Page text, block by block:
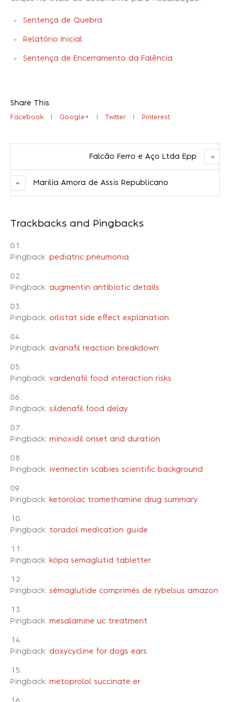
Sentença de Quebra
Relatório Inicial
Sentença de Encerramento da Falência
Share This:
Facebook Google+ Twitter Pinterest
Falcão Ferro e Aço Ltda Epp
Marilia Amora de Assis Republicano
Trackbacks and Pingbacks
Pingback: pediatric pneumonia
Pingback: augmentin antibiotic details
Pingback: orlistat side effect explanation
Pingback: avanafil reaction breakdown
Pingback: vardenafil food interaction risks
Pingback: sildenafil food delay
Pingback: minoxidil onset and duration
Pingback: ivermectin scabies scientific background
Pingback: ketorolac tromethamine drug summary
Pingback: toradol medication guide
Pingback: köpa semaglutid tabletter
Pingback: sémaglutide comprimés de rybelsus amazon
Pingback: mesalamine uc treatment
Pingback: doxycycline for dogs ears
Pingback: metoprolol succinate er